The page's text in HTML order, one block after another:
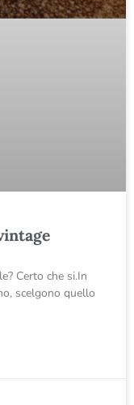
Certo che si.In
scelgono quello